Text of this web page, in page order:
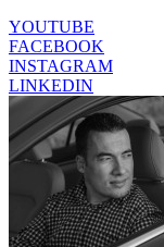
YOUTUBE
FACEBOOK
INSTAGRAM
LINKEDIN